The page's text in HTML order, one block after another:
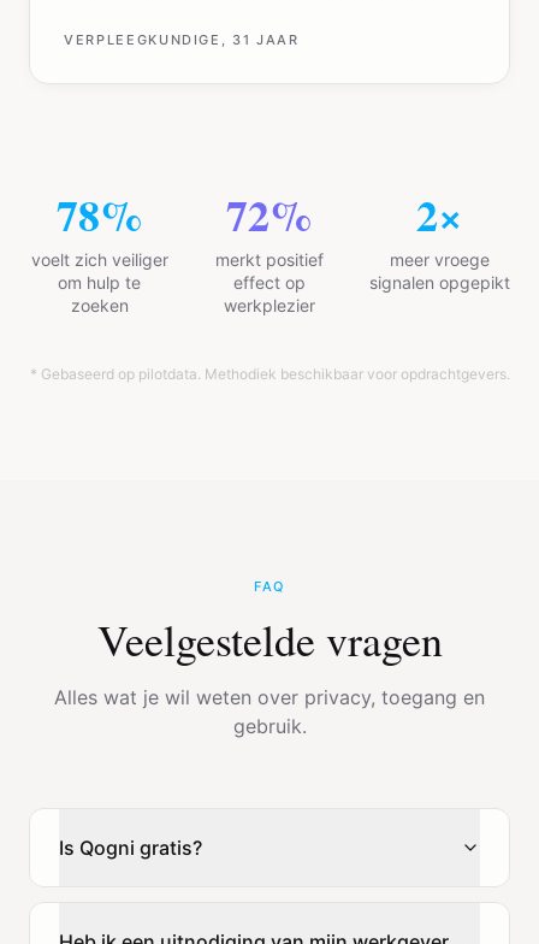
VERPLEEGKUNDIGE, 31 JAAR
94%
voelt zich veiliger
om hulp te
zoeken
87%
merkt positief
effect op
werkplezier
3×
meer vroege
signalen opgepikt
* Gebaseerd op pilotdata. Methodiek beschikbaar voor opdrachtgevers.
FAQ
Veelgestelde vragen
Alles wat je wil weten over privacy, toegang en
gebruik.
Is Qogni gratis?